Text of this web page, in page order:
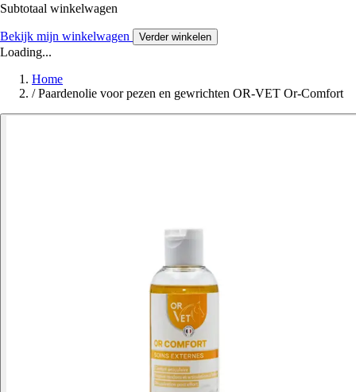
Subtotaal winkelwagen
Bekijk mijn winkelwagen Verder winkelen
Loading...
Home
/ Paardenolie voor pezen en gewrichten OR-VET Or-Comfort